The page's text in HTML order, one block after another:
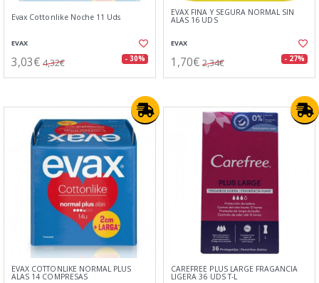
Evax Cottonlike Noche 11 Uds
EVAX
3,03€ 4,32€ - 30%
EVAX FINA Y SEGURA NORMAL SIN
ALAS 16 UDS
EVAX
1,70€ 2,34€ - 27%
EVAX COTTONLIKE NORMAL PLUS
ALAS 14 COMPRESAS
CAREFREE PLUS LARGE FRAGANCIA
LIGERA 36 UDS T-L